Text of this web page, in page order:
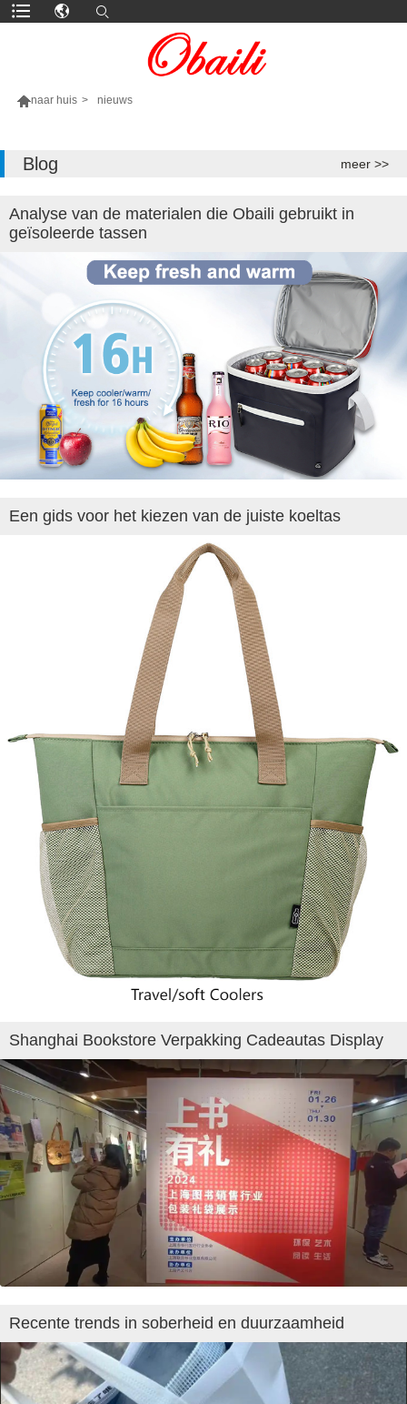
naar huis > nieuws
Blog meer >>
Analyse van de materialen die Obaili gebruikt in
geïsoleerde tassen
Een gids voor het kiezen van de juiste koeltas
Shanghai Bookstore Verpakking Cadeautas Display
Recente trends in soberheid en duurzaamheid